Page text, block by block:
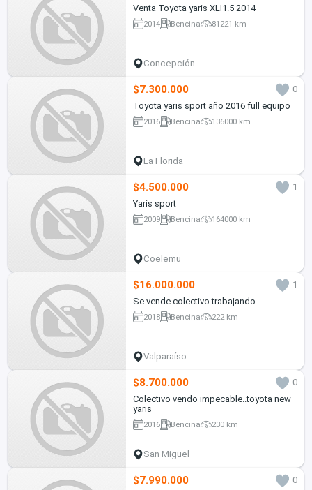
Venta Toyota yaris XLI1.5 2014
2014 Bencina 81221 km
Concepción
$7.300.000
0
Toyota yaris sport año 2016 full equipo
2016 Bencina 136000 km
La Florida
$4.500.000
1
Yaris sport
2009 Bencina 164000 km
Coelemu
$16.000.000
1
Se vende colectivo trabajando
2018 Bencina 222 km
Valparaíso
$8.700.000
0
Colectivo vendo impecable..toyota new
yaris
2016 Bencina 230 km
San Miguel
$7.990.000
0